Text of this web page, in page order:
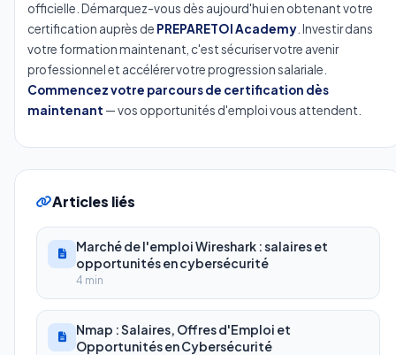
officielle. Démarquez-vous dès aujourd'hui en obtenant votre
certification auprès de PREPARETOI Academy. Investir dans
votre formation maintenant, c'est sécuriser votre avenir
professionnel et accélérer votre progression salariale.
Commencez votre parcours de certification dès
maintenant — vos opportunités d'emploi vous attendent.
Articles liés
Marché de l'emploi Wireshark : salaires et
opportunités en cybersécurité
4 min
Nmap : Salaires, Offres d'Emploi et
Opportunités en Cybersécurité